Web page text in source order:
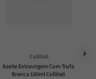
Collítali
Azeite Extravirgem Com Trufa
Branca 100ml Collítali